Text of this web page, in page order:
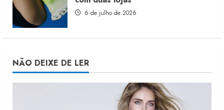
6 de julho de 2026
NÃO DEIXE DE LER